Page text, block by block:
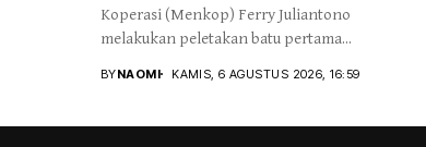
Koperasi (Menkop) Ferry Juliantono
melakukan peletakan batu pertama...
BYNAOMI KAMIS, 6 AGUSTUS 2026, 16:59